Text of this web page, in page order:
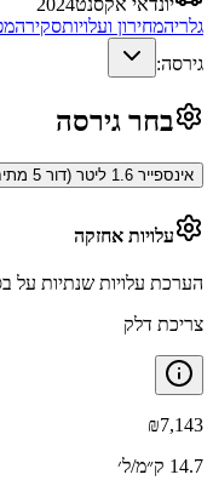
גלריהמחירון ועלויותסקירה
גירסה:
בחר גירסה
אינספייר 1.6 ליטר (דור 5 מתיחת פנים)
עלויות אחזקה
הערכת עלויות שנתיות על בסיס 15,000
צריכת דלק
₪7,143
14.7 ק״מ/ל׳